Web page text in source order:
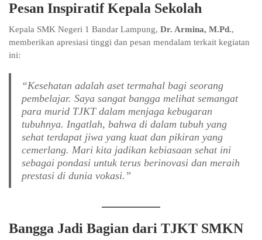
Pesan Inspiratif Kepala Sekolah
Kepala SMK Negeri 1 Bandar Lampung, Dr. Armina, M.Pd.,
memberikan apresiasi tinggi dan pesan mendalam terkait kegiatan
ini:
“Kesehatan adalah aset termahal bagi seorang
pembelajar. Saya sangat bangga melihat semangat
para murid TJKT dalam menjaga kebugaran
tubuhnya. Ingatlah, bahwa di dalam tubuh yang
sehat terdapat jiwa yang kuat dan pikiran yang
cemerlang. Mari kita jadikan kebiasaan sehat ini
sebagai pondasi untuk terus berinovasi dan meraih
prestasi di dunia vokasi.”
Bangga Jadi Bagian dari TJKT SMKN